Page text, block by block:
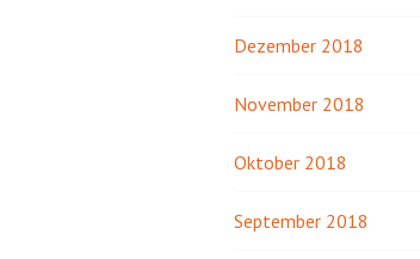
Dezember 2018
November 2018
Oktober 2018
September 2018